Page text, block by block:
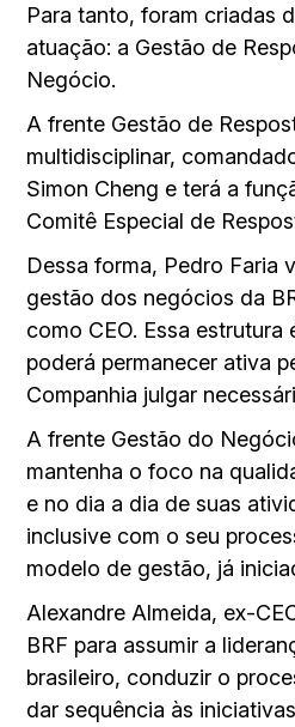
Para tanto, foram criadas
atuação: a Gestão de
Negócio.
A frente Gestão de
multidisciplinar,
Simon Cheng e terá a
Comitê Especial de
Dessa forma, Pedro Faria
gestão dos negócios da
como CEO. Essa estrutura
poderá permanecer ativa
Companhia julgar
A frente Gestão do
mantenha o foco na
e no dia a dia de suas
inclusive com o seu
modelo de gestão, já
Alexandre Almeida, ex-
BRF para assumir a
brasileiro, conduzir o
dar sequência às